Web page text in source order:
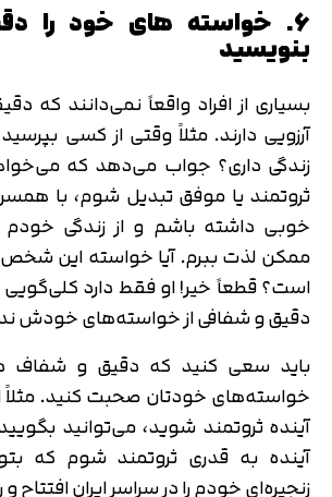
6. خواسته های خود را
بنویسید
بسیاری از افراد واقعاً نمی‌دانند که
آرزویی دارند. مثلاً وقتی از کسی
زندگی داری؟ جواب می‌دهد که
ثروتمند یا موفق تبدیل شوم، با همسر
خوبی داشته باشم و از زندگی
ممکن لذت ببرم. آیا خواسته این
است؟ قطعاً خیر! او فقط دارد
دقیق و شفافی از خواسته‌های خودش
باید سعی کنید که دقیق و شفاف
خواسته‌های خودتان صحبت کنید. مثلاً
آینده ثروتمند شوید، می‌توانید
آینده به قدری ثروتمند شوم که
زنجیره‌ای خودم را در سراسر ایران افتتاح و